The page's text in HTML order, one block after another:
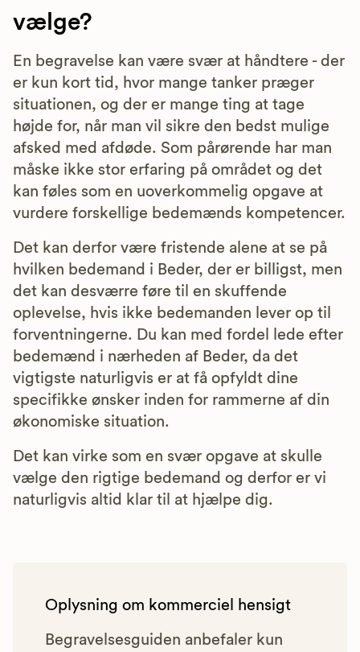
vælge?
En begravelse kan være svær at håndtere - der
er kun kort tid, hvor mange tanker præger
situationen, og der er mange ting at tage
højde for, når man vil sikre den bedst mulige
afsked med afdøde. Som pårørende har man
måske ikke stor erfaring på området og det
kan føles som en uoverkommelig opgave at
vurdere forskellige bedemænds kompetencer.
Det kan derfor være fristende alene at se på
hvilken bedemand i Beder, der er billigst, men
det kan desværre føre til en skuffende
oplevelse, hvis ikke bedemanden lever op til
forventningerne. Du kan med fordel lede efter
bedemænd i nærheden af Beder, da det
vigtigste naturligvis er at få opfyldt dine
specifikke ønsker inden for rammerne af din
økonomiske situation.
Det kan virke som en svær opgave at skulle
vælge den rigtige bedemand og derfor er vi
naturligvis altid klar til at hjælpe dig.
Oplysning om kommerciel hensigt
Begravelsesguiden anbefaler kun